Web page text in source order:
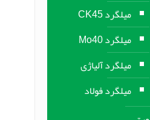
میلگرد CK45
میلگرد Mo40
میلگرد آلیاژی
میلگرد فولاد